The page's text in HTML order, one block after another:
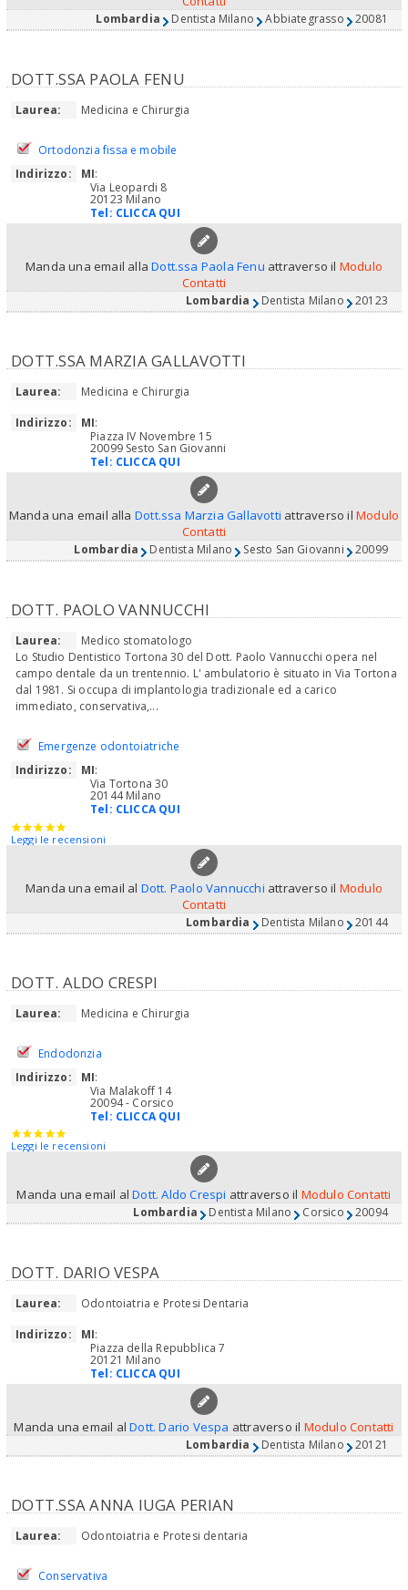
Lombardia Dentista Milano Abbiategrasso 20081
DOTT.SSA PAOLA FENU
Laurea: Medicina e Chirurgia
Ortodonzia fissa e mobile
Indirizzo:
MI:
Via Leopardi 8
20123 Milano
Tel: CLICCA QUI
Manda una email allaDott.ssa Paola Fenu attraverso il Modulo
Contatti
Lombardia Dentista Milano 20123
DOTT.SSA MARZIA GALLAVOTTI
Laurea:
Medicina e Chirurgia
Indirizzo:
MI:
Piazza IV Novembre 15
20099 Sesto San Giovanni
Tel: CLICCA QUI
Manda una email alla Dott.ssa Marzia Gallavotti attraverso ilModulo
Contatti
Lombardia Dentista Milano Sesto San Giovanni 20099
DOTT. PAOLO VANNUCCHI
Laurea:
Medico stomatologo
Lo Studio Dentistico Tortona 30 del Dott. Paolo Vannucchi opera nel
campo dentale da un trentennio. L' ambulatorio è situato in Via Tortona
dal 1981. Si occupa di implantologia tradizionale ed a carico
immediato, conservativa,...
Emergenze odontoiatriche
Indirizzo:
MI:
Via Tortona 30
20144 Milano
Tel: CLICCA QUI
Leggi le recensioni
Manda una email al Dott. Paolo Vannucchi attraverso il Modulo
Contatti
Lombardia Dentista Milano 20144
DOTT. ALDO CRESPI
Laurea: Medicina e Chirurgia
Endodonzia
Indirizzo:
MI:
Via Malakoff 14
20094 - Corsico
Tel: CLICCA QUI
Leggi le recensioni
Manda una email alDott. Aldo Crespi attraverso il Modulo Contatti
Lombardia Dentista Milano Corsico 20094
DOTT. DARIO VESPA
Laurea:
Odontoiatria e Protesi Dentaria
Indirizzo:
MI:
Piazza della Repubblica 7
20121 Milano
Tel: CLICCA QUI
Manda una email alDott. Dario Vespa attraverso il Modulo Contatti
Lombardia Dentista Milano 20121
DOTT.SSA ANNA IUGA PERIAN
Laurea: Odontoiatria e Protesi dentaria
Conservativa